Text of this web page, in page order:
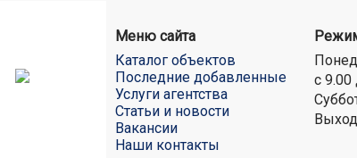
Меню сайта
Каталог объектов
Последние добавленные
Услуги агентства
Статьи и новости
Вакансии
Наши контакты
с 9.00